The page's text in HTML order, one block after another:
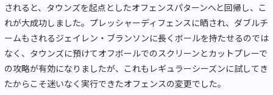
されると、タウンズを起点としたオフェンスパターンへと回帰し、こ
れが大成功しました。プレッシャーディフェンスに晒され、ダブルチ
ームもされるジェイレン・ブランソンに長くボールを持たせるのでは
なく、タウンズに預けてオフボールでのスクリーンとカットプレーで
の攻略が有効になりましたが、これもレギュラーシーズンに試してき
たからこそ迷いなく実行できたオフェンスの変更でした。